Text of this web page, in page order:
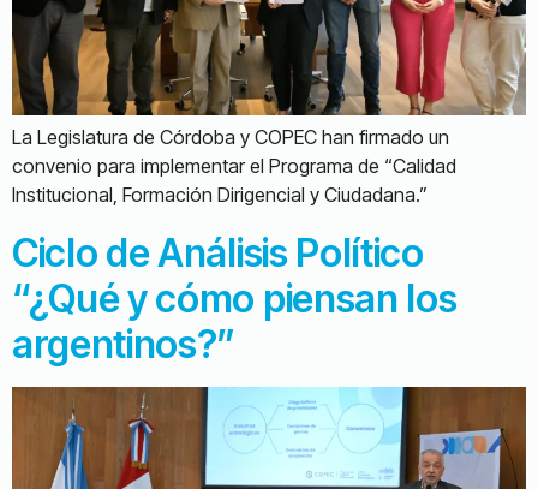
La Legislatura de Córdoba y COPEC han firmado un
convenio para implementar el Programa de “Calidad
Institucional, Formación Dirigencial y Ciudadana.”
Ciclo de Análisis Político
“¿Qué y cómo piensan los
argentinos?”